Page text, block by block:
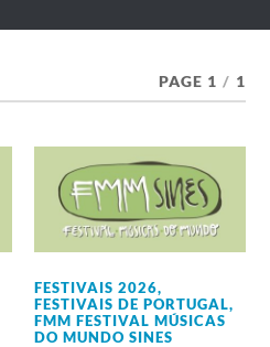
PAGE 1 / 1
FESTIVAIS 2026,
FESTIVAIS DE PORTUGAL,
FMM FESTIVAL MÚSICAS
DO MUNDO SINES